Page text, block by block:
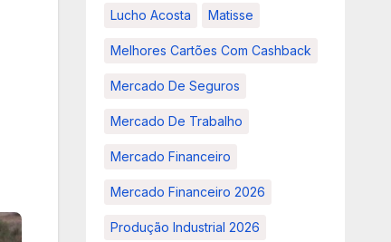
Lucho Acosta Matisse
Melhores Cartões Com Cashback
Mercado De Seguros
Mercado De Trabalho
Mercado Financeiro
Mercado Financeiro 2026
Produção Industrial 2026